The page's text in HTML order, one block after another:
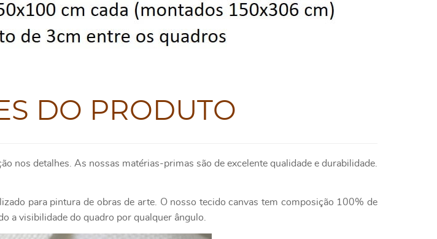
DO PRODUTO
nos detalhes. As nossas matérias-primas são de excelente qualidade e durabilidade.
para pintura de obras de arte. O nosso tecido canvas tem composição 100% de
a visibilidade do quadro por qualquer ângulo.